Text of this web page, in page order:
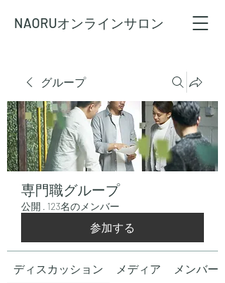
NAORUオンラインサロン
グループ
専門職グループ
公開 · 123名のメンバー
参加する
ディスカッション メディア メンバー